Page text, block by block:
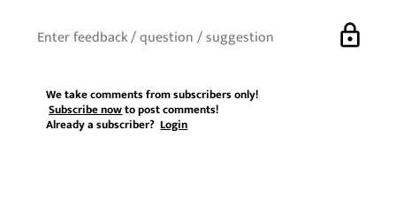
lock
We take comments from subscribers only!
Subscribe nowto post comments!
Already a subscriber?Login